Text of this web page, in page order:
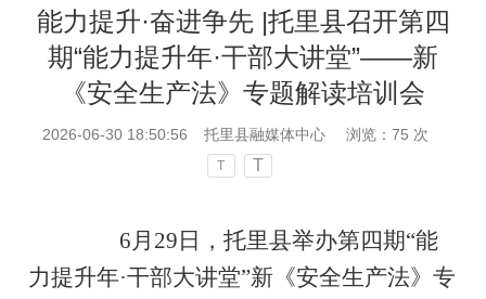
能力提升·奋进争先 |托里县召开第四
期“能力提升年·干部大讲堂”——新
《安全生产法》专题解读培训会
2026-06-30 18:50:56 托里县融媒体中心 浏览： 75 次
T T
6月29日，托里县举办第四期“能
力提升年·干部大讲堂”新《安全生产法》专